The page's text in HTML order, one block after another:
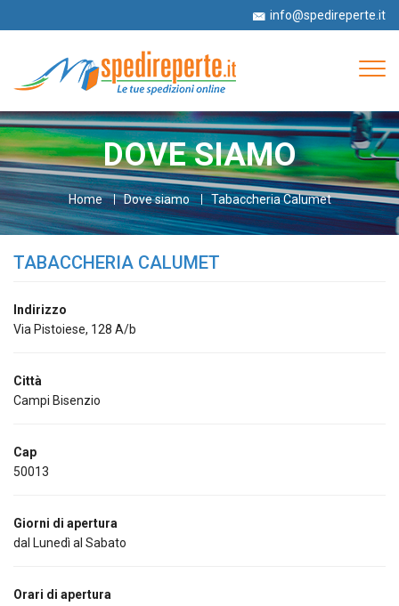
info@spedireperte.it
DOVE SIAMO
Home Dove siamo Tabaccheria Calumet
TABACCHERIA CALUMET
Indirizzo
Via Pistoiese, 128 A/b
Città
Campi Bisenzio
Cap
50013
Giorni di apertura
dal Lunedì al Sabato
Orari di apertura